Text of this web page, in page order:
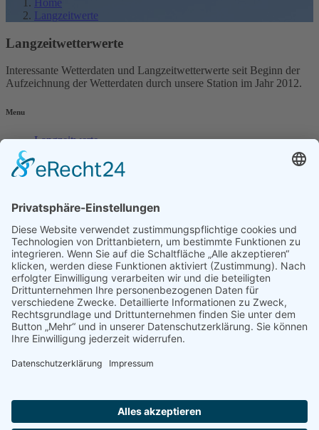
Langzeitwerte
Langzeitwetterwerte
Interessante Wetterdaten und Langzeitwetterwerte seit Beginn der
Aufzeichnung der Wetterdaten durch unsere Station im Jahr 2012.
Menu
Langzeitwerte
Temperatur
Niederschlag
Kalte Tage
eine Regionalmarke der Internetagentur dd-media.de
Mehr erfahren
Internetagentur dd-media.de| Made with